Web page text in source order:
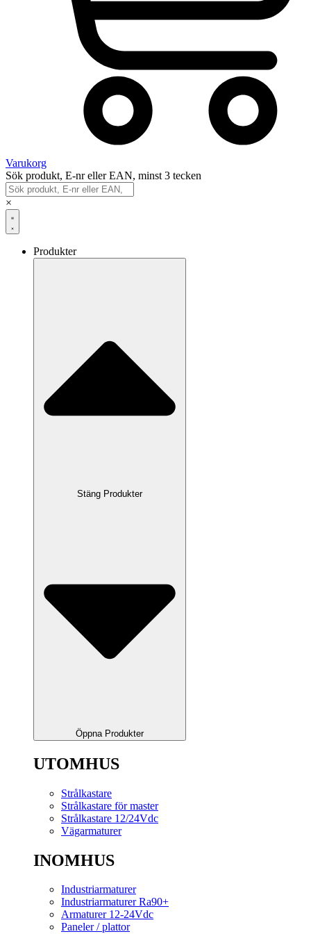
Varukorg
Sök produkt, E-nr eller EAN, minst 3 tecken
×
Produkter
Stäng Produkter
Öppna Produkter
UTOMHUS
Strålkastare
Strålkastare för master
Strålkastare 12/24Vdc
Vägarmaturer
INOMHUS
Industriarmaturer
Industriarmaturer Ra90+
Armaturer 12-24Vdc
Paneler / plattor